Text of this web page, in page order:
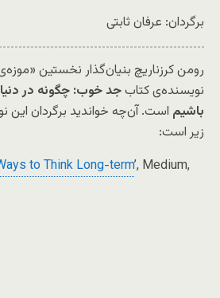
برگردان: عرفان ثابتی
رومن کرزناریچ بنیان‌گذار نخستین
نویسنده‌ی کتابجد خوب: چگونه در
باشیم است. آن‌چه خواندید برگردان این
زیر است:
to Think Long-term’, Medium,